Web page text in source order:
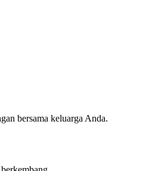
bersama keluarga Anda.